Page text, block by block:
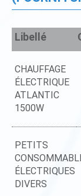
Libellé
CHAUFFAGE
ÉLECTRIQUE
ATLANTIC
1500W
PETITS
ÉLECTRIQUES
DIVERS